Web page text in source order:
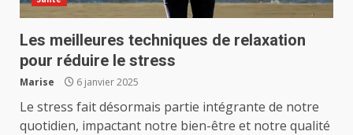
Les meilleures techniques de relaxation
pour réduire le stress
Marise 6 janvier 2025
Le stress fait désormais partie intégrante de notre
quotidien, impactant notre bien-être et notre qualité